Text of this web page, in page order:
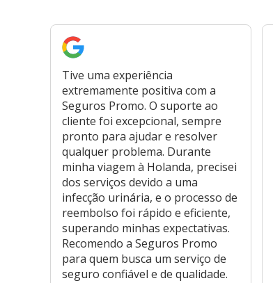
Tive uma experiência
extremamente positiva com a
Seguros Promo. O suporte ao
cliente foi excepcional, sempre
pronto para ajudar e resolver
qualquer problema. Durante
minha viagem à Holanda, precisei
dos serviços devido a uma
infecção urinária, e o processo de
reembolso foi rápido e eficiente,
superando minhas expectativas.
Recomendo a Seguros Promo
para quem busca um serviço de
seguro confiável e de qualidade.